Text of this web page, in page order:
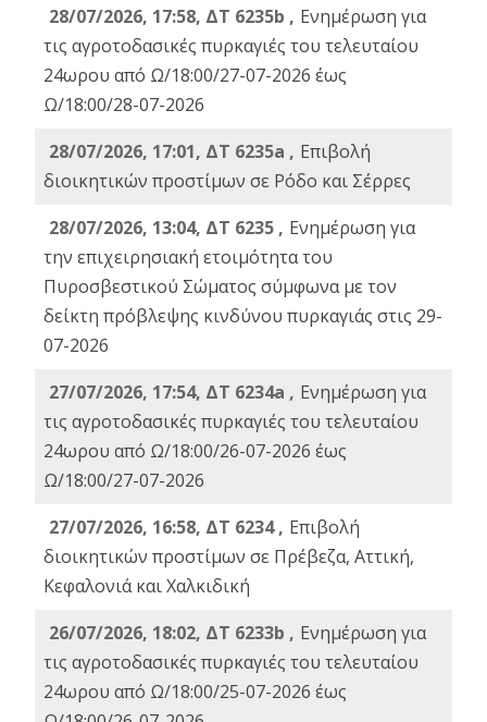
28/07/2026, 17:58, ΔΤ 6235b , Ενημέρωση για
τις αγροτοδασικές πυρκαγιές του τελευταίου
24ωρου από Ω/18:00/27-07-2026 έως
Ω/18:00/28-07-2026
28/07/2026, 17:01, ΔΤ 6235a , Eπιβολή
διοικητικών προστίμων σε Ρόδο και Σέρρες
28/07/2026, 13:04, ΔΤ 6235 , Ενημέρωση για
την επιχειρησιακή ετοιμότητα του
Πυροσβεστικού Σώματος σύμφωνα με τον
δείκτη πρόβλεψης κινδύνου πυρκαγιάς στις 29-
07-2026
27/07/2026, 17:54, ΔΤ 6234a , Ενημέρωση για
τις αγροτοδασικές πυρκαγιές του τελευταίου
24ωρου από Ω/18:00/26-07-2026 έως
Ω/18:00/27-07-2026
27/07/2026, 16:58, ΔΤ 6234 , Eπιβολή
διοικητικών προστίμων σε Πρέβεζα, Αττική,
Κεφαλονιά και Χαλκιδική
26/07/2026, 18:02, ΔΤ 6233b , Ενημέρωση για
τις αγροτοδασικές πυρκαγιές του τελευταίου
24ωρου από Ω/18:00/25-07-2026 έως